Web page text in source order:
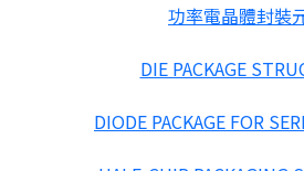
功率電晶體封裝
DIE PACKAGE
DIODE PACKAGE FOR